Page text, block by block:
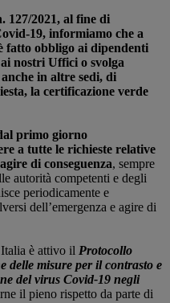
127/2021, al fine di
19, informiamo che a
fatto obbligo ai dipendenti
nostri Uffici o svolga
in altre sedi, di
la certificazione verde
primo giorno
a tutte le richieste relative
di conseguenza, sempre
autorità competenti e degli
periodicamente e
dell’emergenza e agire di
è attivo il Protocollo
delle misure per il contrasto e
del virus Covid-19 negli
il pieno rispetto da parte di